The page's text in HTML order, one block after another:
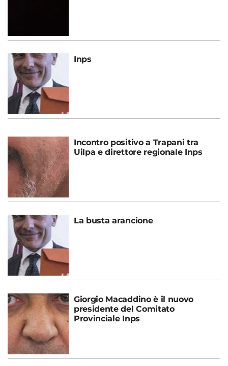
Inps
Incontro positivo a Trapani tra
Uilpa e direttore regionale Inps
La busta arancione
Giorgio Macaddino è il nuovo
presidente del Comitato
Provinciale Inps